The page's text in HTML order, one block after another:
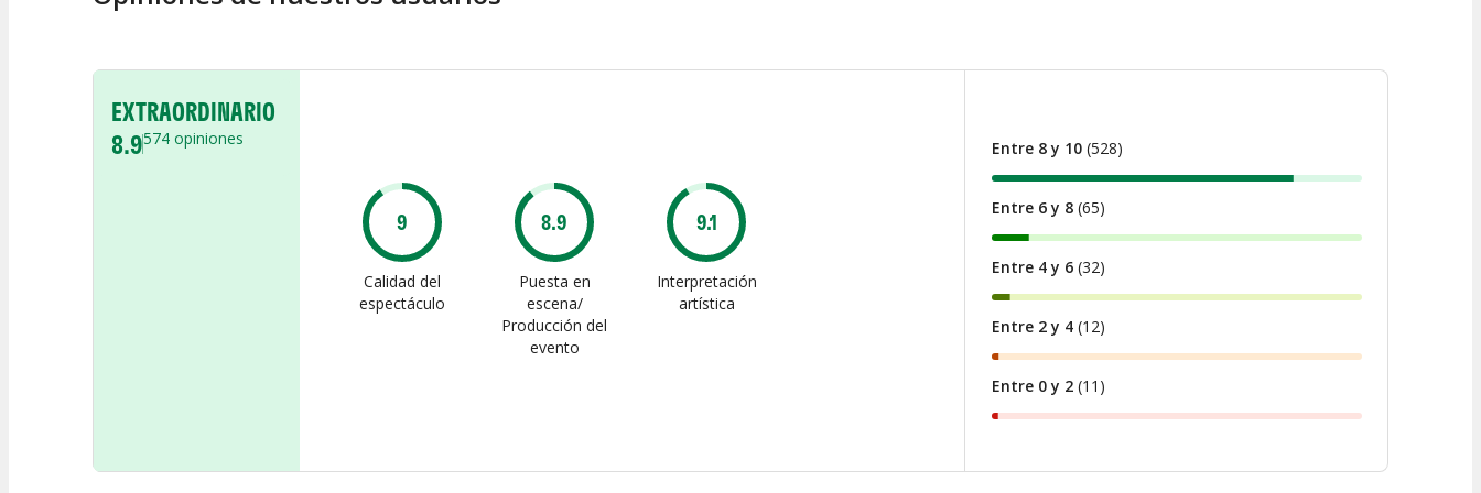
EXTRAORDINARIO
8.9574 opiniones
9
Calidad del
espectáculo
8.9
Puesta en
escena/
Producción del
evento
9.1
Interpretación
artística
Entre 8 y 10 (528)
Entre 6 y 8 (65)
Entre 4 y 6 (32)
Entre 2 y 4 (12)
Entre 0 y 2 (11 )